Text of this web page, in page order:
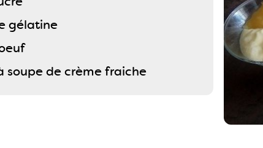
gélatine
soupe de crème fraiche